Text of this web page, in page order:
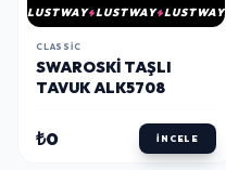
LUSTWAY LUSTWAY LUSTWAY
CLASSIC
SWAROSKI TAŞLI
TAVUK ALK5708
₺0 İNCELE